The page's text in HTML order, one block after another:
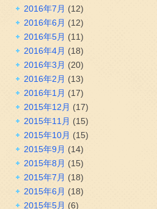
2016年7月 (12)
2016年6月 (12)
2016年5月 (11)
2016年4月 (18)
2016年3月 (20)
2016年2月 (13)
2016年1月 (17)
2015年12月 (17)
2015年11月 (15)
2015年10月 (15)
2015年9月 (14)
2015年8月 (15)
2015年7月 (18)
2015年6月 (18)
2015年5月 (6)